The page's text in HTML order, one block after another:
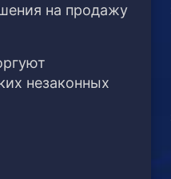
на продажу
незаконных